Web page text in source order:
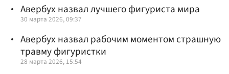
Авербух назвал лучшего фигуриста мира
30 марта 2026, 09:37
Авербух назвал рабочим моментом страшную
травму фигуристки
28 марта 2026, 15:54